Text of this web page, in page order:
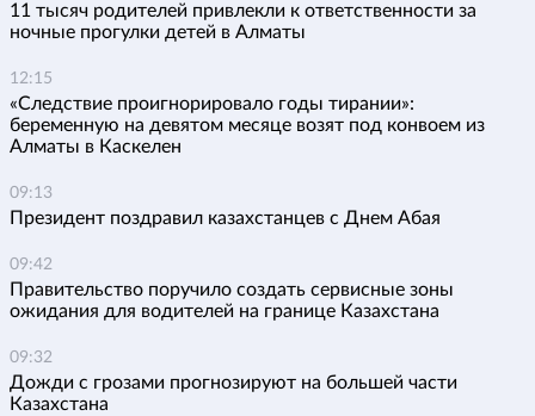
11 тысяч родителей привлекли к ответственности за
ночные прогулки детей в Алматы
12:15
«Следствие проигнорировало годы тирании»:
беременную на девятом месяце возят под конвоем из
Алматы в Каскелен
09:13
Президент поздравил казахстанцев с Днем Абая
09:42
Правительство поручило создать сервисные зоны
ожидания для водителей на границе Казахстана
09:32
Дожди с грозами прогнозируют на большей части
Казахстана